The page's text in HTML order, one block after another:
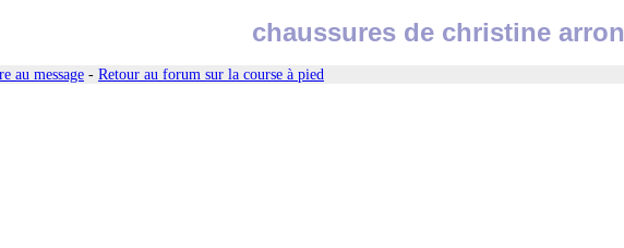
chaussures de christine arron
au message - Retour au forum sur la course à pied